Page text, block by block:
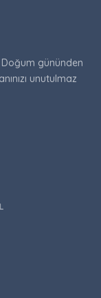
Doğum gününden
unutulmaz